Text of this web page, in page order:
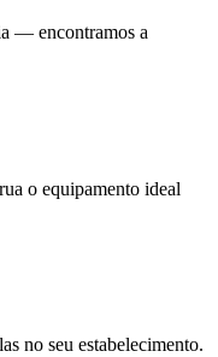
— encontramos a
o equipamento ideal
no seu estabelecimento.